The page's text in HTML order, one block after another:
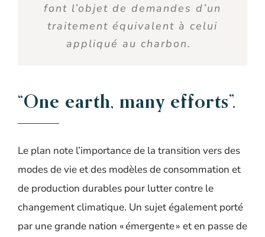
font l’objet de demandes d’un
traitement équivalent à celui
appliqué au charbon.
“One earth, many efforts”.
Le plan note l’importance de la transition vers des
modes de vie et des modèles de consommation et
de production durables pour lutter contre le
changement climatique. Un sujet également porté
par une grande nation « émergente » et en passe de